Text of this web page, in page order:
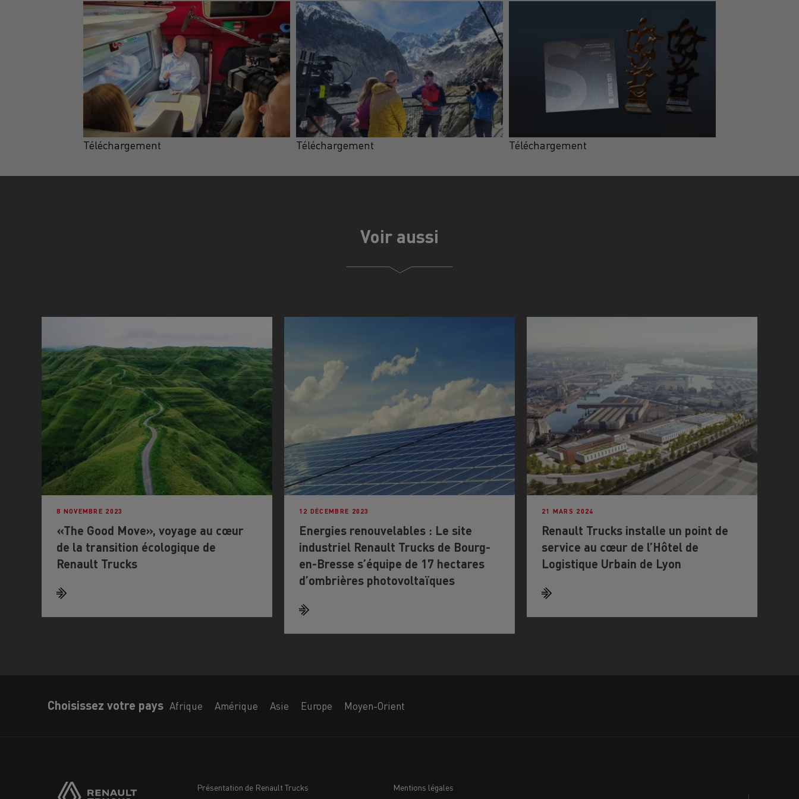
Téléchargement Téléchargement Téléchargement
Voir aussi
8 NOVEMBRE 2023
«The Good Move», voyage au cœur
de la transition écologique de
Renault Trucks
12 DÉCEMBRE 2023
Energies renouvelables : Le site
industriel Renault Trucks de Bourg-
en-Bresse s’équipe de 17 hectares
d’ombrières photovoltaïques
21 MARS 2024
Renault Trucks installe un point de
service au cœur de l’Hôtel de
Logistique Urbain de Lyon
Choisissez votre pays Afrique Amérique Asie Europe Moyen-Orient
Présentation de Renault Trucks
Mentions légales